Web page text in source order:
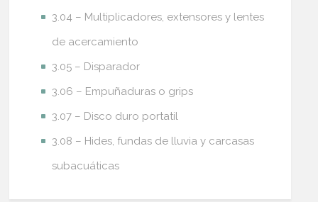
3.04 – Multiplicadores, extensores y lentes
de acercamiento
3.05 – Disparador
3.06 – Empuñaduras o grips
3.07 – Disco duro portatil
3.08 – Hides, fundas de lluvia y carcasas
subacuáticas